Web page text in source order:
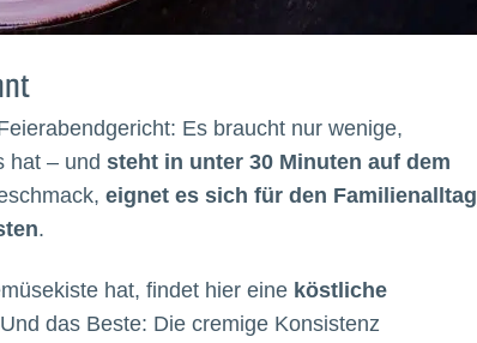
Es braucht nur wenige,
hat – und steht in unter 30 Minuten auf dem
eignet es sich für den Familienalltag
.
hat, findet hier eine köstliche
das Beste: Die cremige Konsistenz